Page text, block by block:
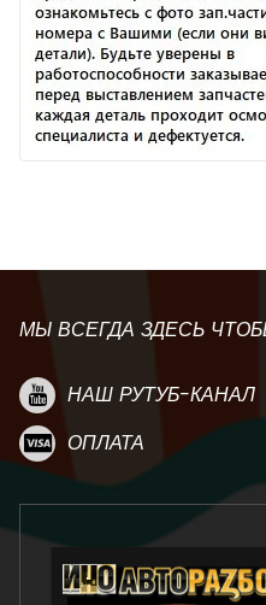
МЫ ВСЕГДА ЗДЕСЬ
НАШ РУТУБ-КАНАЛ
ОПЛАТА